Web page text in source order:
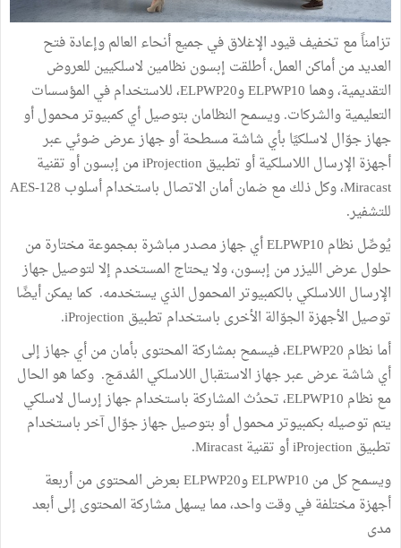
تزامناً مع تخفيف قيود الإغلاق في جميع أنحاء العالم وإعادة فتح
العديد من أماكن العمل، أطلقت إبسون نظامين لاسلكيين للعروض
التقديمية، وهما ELPWP10 وELPWP20، للاستخدام في المؤسسات
التعليمية والشركات. ويسمح النظامان بتوصيل أي كمبيوتر محمول أو
جهاز جوّال لاسلكيًا بأي شاشة مسطحة أو جهاز عرض ضوئي عبر
أجهزة الإرسال اللاسلكية أو تطبيق iProjection من إبسون أو تقنية
Miracast، وكل ذلك مع ضمان أمان الاتصال باستخدام أسلوب AES-128
للتشفير.
يُوصِّل نظام ELPWP10 أي جهاز مصدر مباشرة بمجموعة مختارة من
حلول عرض الليزر من إبسون، ولا يحتاج المستخدم إلا لتوصيل جهاز
الإرسال اللاسلكي بالكمبيوتر المحمول الذي يستخدمه. كما يمكن أيضًا
توصيل الأجهزة الجوّالة الأخرى باستخدام تطبيق iProjection.
أما نظام ELPWP20، فيسمح بمشاركة المحتوى بأمان من أي جهاز إلى
أي شاشة عرض عبر جهاز الاستقبال اللاسلكي المُدمَج. وكما هو الحال
مع نظام ELPWP10، تحدُث المشاركة باستخدام جهاز إرسال لاسلكي
يتم توصيله بكمبيوتر محمول أو بتوصيل جهاز جوّال آخر باستخدام
تطبيق iProjection أو تقنية Miracast.
ويسمح كل من ELPWP10 وELPWP20 بعرض المحتوى من أربعة
أجهزة مختلفة في وقت واحد، مما يسهل مشاركة المحتوى إلى أبعد
مدى